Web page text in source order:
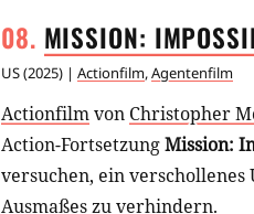
MISSION:
US(2025) | Actionfilm,Agentenfilm
Actionfilmvon Christopher
Action-FortsetzungMission:
versuchen, ein
Ausmaßes zu verhindern.